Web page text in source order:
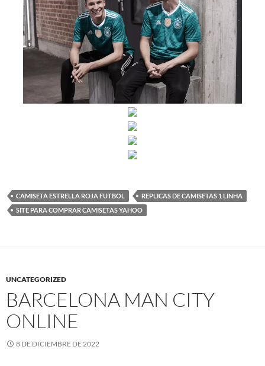
CAMISETA ESTRELLA ROJA FUTBOL
REPLICAS DE CAMISETAS 1 LINHA
SITE PARA COMPRAR CAMISETAS YAHOO
UNCATEGORIZED
BARCELONA MAN CITY
ONLINE
8 DE DICIEMBRE DE 2022